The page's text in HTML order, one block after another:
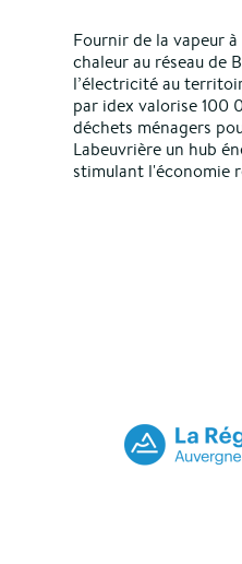
Fournir de la vapeur
chaleur au réseau de
l’électricité au
par idex valorise 100
déchets ménagers
Labeuvrière un hub
stimulant l'économie